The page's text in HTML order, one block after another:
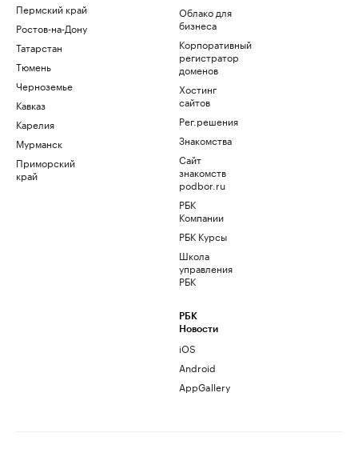
Пермский край
Ростов-на-Дону
Татарстан
Тюмень
Черноземье
Кавказ
Карелия
Мурманск
Приморский
край
Облако для
бизнеса
Корпоративный
регистратор
доменов
Хостинг
сайтов
Рег.решения
Знакомства
Сайт
знакомств
podbor.ru
РБК
Компании
РБК Курсы
Школа
управления
РБК
РБК
Новости
iOS
Android
AppGallery